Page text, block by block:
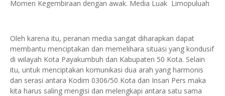
Momen Kegembiraan dengan awak. Media Luak Limopuluah
Oleh karena itu, peranan media sangat diharapkan dapat
membantu menciptakan dan memelihara situasi yang kondusif
di wilayah Kota Payakumbuh dan Kabupaten 50 Kota. Selain
itu, untuk menciptakan komunikasi dua arah yang harmonis
dan serasi antara Kodim 0306/50 Kota dan Insan Pers maka
kita harus saling mengisi dan melengkapi antara satu sama